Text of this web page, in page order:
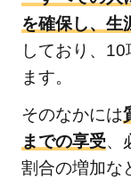
えて
みよ
う
SDGs
の関
連記
を確保し、生
しており、
ます。
そのなかには
までの享受、
割合の増加な